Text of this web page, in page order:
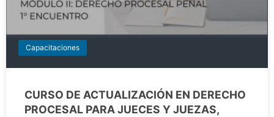
Capacitaciones
CURSO DE ACTUALIZACIÓN EN DERECHO
PROCESAL PARA JUECES Y JUEZAS,